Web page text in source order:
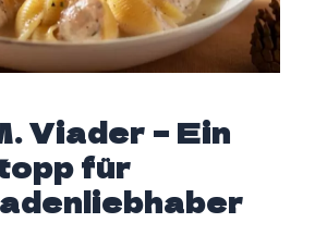
Viader – Ein
für